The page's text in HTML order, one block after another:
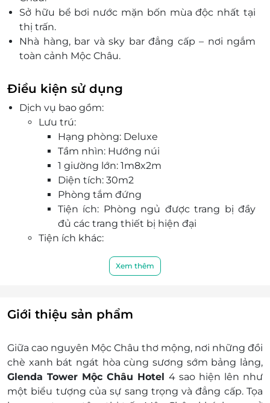
Sở hữu bể bơi nước mặn bốn mùa độc nhất tại
thị trấn.
Nhà hàng, bar và sky bar đẳng cấp – nơi ngắm
toàn cảnh Mộc Châu.
cách Thung lũng Mu Náu Ơi 800m, Happy Land
6.8km, Nông trại dâu tây Đông Miền 2km, Thác
Dải Yếm 7.3km.
Đặt voucher giảm giá nhanh chóng, tiện lợi qua
LifeLink.vn.
Điều kiện sử dụng
Dịch vụ bao gồm:
Lưu trú:
Hạng phòng: Deluxe
Tầm nhìn: Hướng núi
1 giường lớn: 1m8x2m
Diện tích: 30m2
Phòng tắm đứng
Tiện ích: Phòng ngủ được trang bị đầy
đủ các trang thiết bị hiện đại
Tiện ích khác:
Bao gồm bữa sáng
Các tiện ích tại khách sạn
Phụ thu:
Các ngày lễ tết có phụ thu liên hệ để
nhận giá ưu đãi nhất
Giá áp dụng mùa thấp điểm tháng 4 -
tháng 9
Xem thêm
Giới thiệu sản phẩm
Giữa cao nguyên Mộc Châu thơ mộng, nơi những đồi
chè xanh bát ngát hòa cùng sương sớm bảng lảng,
Glenda Tower Mộc Châu Hotel 4 saohiện lên như
một biểu tượng của sự sang trọng và đẳng cấp. Tọa